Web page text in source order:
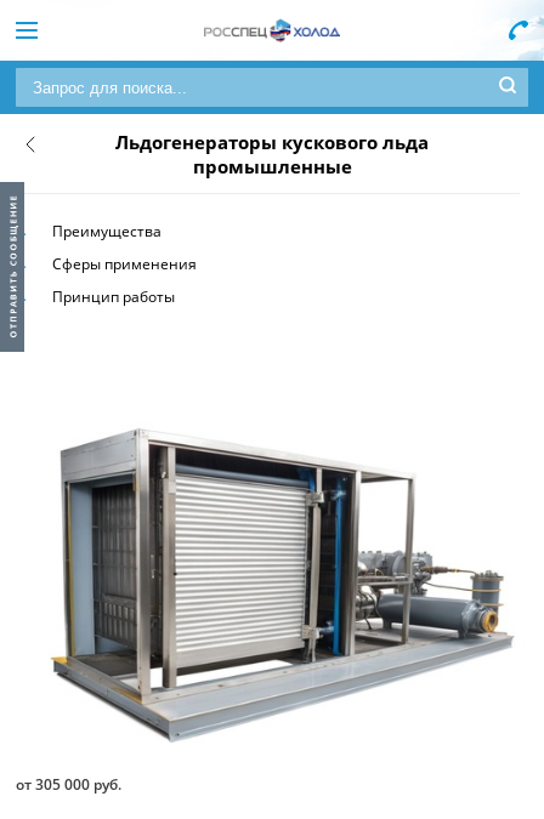
Льдогенераторы кускового льда
промышленные
Преимущества
Сферы применения
Принцип работы
от 305 000 руб.